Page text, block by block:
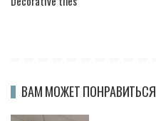
ВАМ МОЖЕТ ПОНРАВИТЬСЯ